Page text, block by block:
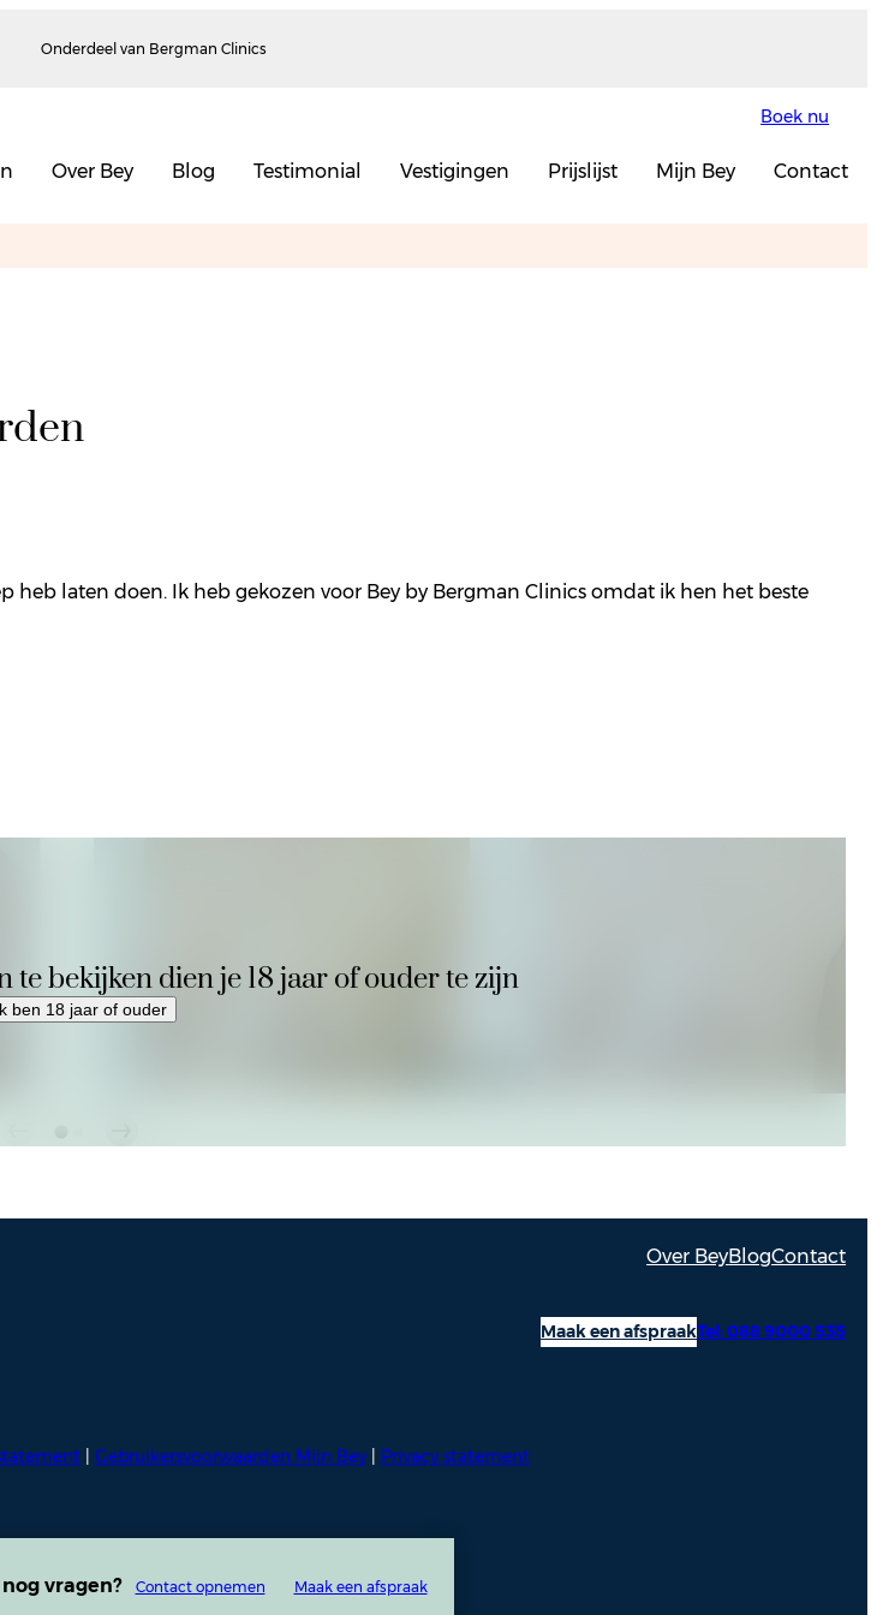
Onderdeel van Bergman Clinics
Boek nu
Over Bey Blog Testimonial Vestigingen Prijslijst Mijn Bey Contact
heb laten doen. Ik heb gekozen voor Bey by Bergman Clinics omdat ik hen het beste
te bekijken dien je 18 jaar of ouder te zijn
ben 18 jaar of ouder
Over BeyBlogContact
Maak een afspraakTel: 088 9000 535
Gebruikersvoorwaarden Mijn Bey| Privacy statement
vragen? Contact opnemen Maak een afspraak